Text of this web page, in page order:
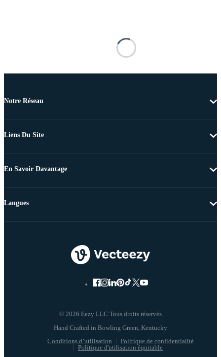
Notre Réseau
Liens Du Site
En Savoir Davantage
© 2026 Eezy LLC Tous droits réservés
Conditions d’utilisation
Politique de confidentialité
Politique d'utilisation équitable
Langues